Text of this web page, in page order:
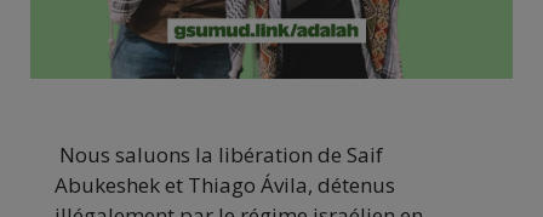
Nous saluons la libération de Saif
Abukeshek et Thiago Ávila, détenus